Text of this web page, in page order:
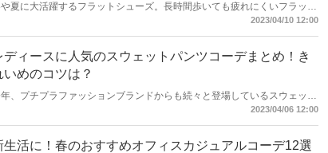
夏に大活躍するフラットシューズ。長時間歩いても疲れにくいフラット
ーズは、何足あっても便利ですね。今回は歩きやすい人気のフラットシ
2023/04/10 12:00
ディースに人気のスウェットパンツコーデまとめ！き
いめのコツは？
、プチプラファッションブランドからも続々と登場しているスウェット
ツ。一歩間違えると部屋着に見えてしまいますが、おしゃれに着こなす
2023/04/06 12:00
生活に！春のおすすめオフィスカジュアルコーデ12選